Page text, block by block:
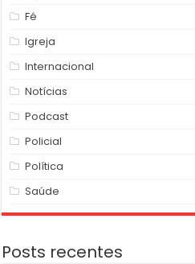
Fé
Igreja
Internacional
Notícias
Podcast
Policial
Política
Saúde
Posts recentes